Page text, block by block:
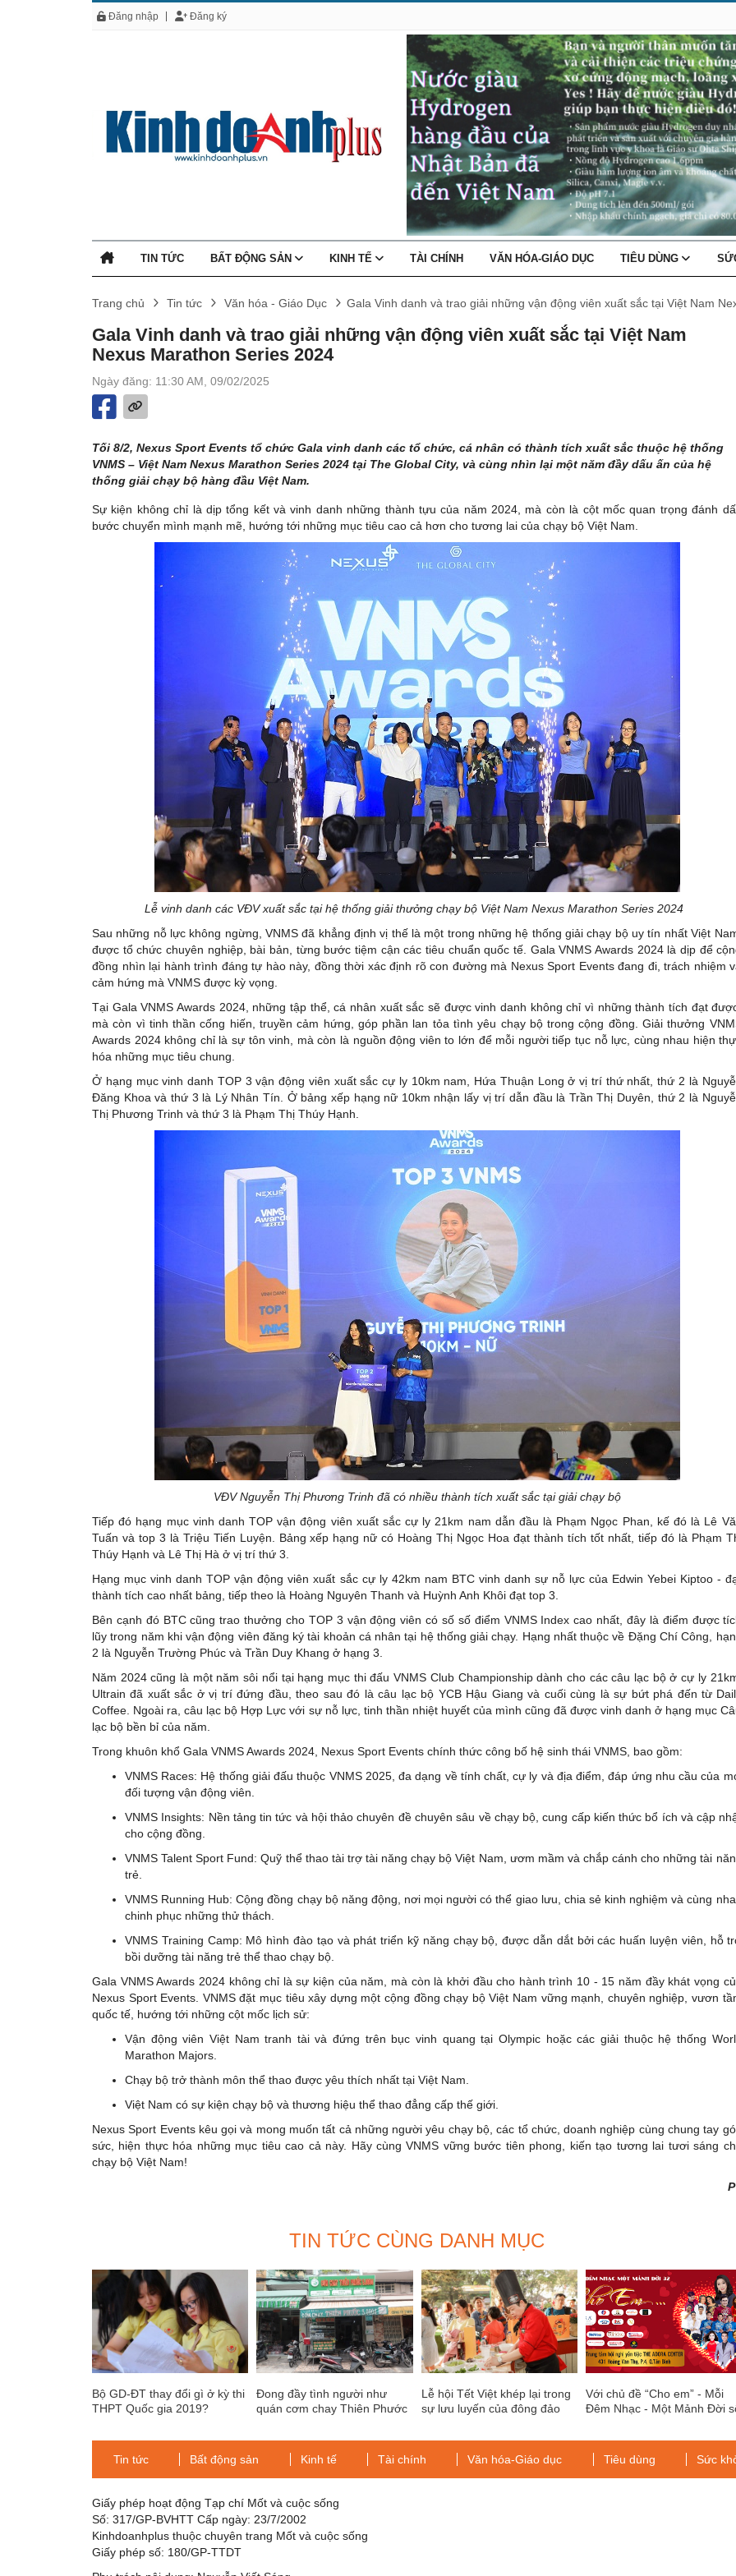
Đăng nhập Đăng ký
TIN TỨC BẤT ĐỘNG SẢN KINH TẾ TÀI CHÍNH VĂN HÓA-GIÁO DỤC TIÊU DÙNG
Trang chủ Tin tức Văn hóa - Giáo Dục Gala Vinh danh và trao giải những vận động viên xuất sắc tại Việt Nam
Gala Vinh danh và trao giải những vận động viên xuất sắc tại Việt Nam
Nexus Marathon Series 2024
Ngày đăng: 11:30 AM, 09/02/2025
Tối 8/2, Nexus Sport Events tổ chức Gala vinh danh các tổ chức, cá nhân có thành tích xuất sắc thuộc hệ thống
VNMS – Việt Nam Nexus Marathon Series 2024 tại The Global City, và cùng nhìn lại một năm đầy dấu ấn của hệ
thống giải chạy bộ hàng đầu Việt Nam.
Sự kiện không chỉ là dịp tổng kết và vinh danh những thành tựu của năm 2024, mà còn là cột mốc quan trọng đánh
bước chuyển mình mạnh mẽ, hướng tới những mục tiêu cao cả hơn cho tương lai của chạy bộ Việt Nam.
Lễ vinh danh các VĐV xuất sắc tại hệ thống giải thưởng chạy bộ Việt Nam Nexus Marathon Series 2024
Sau những nỗ lực không ngừng, VNMS đã khẳng định vị thế là một trong những hệ thống giải chạy bộ uy tín nhất Việt
được tổ chức chuyên nghiệp, bài bản, từng bước tiệm cận các tiêu chuẩn quốc tế. Gala VNMS Awards 2024 là dịp để
đồng nhìn lại hành trình đáng tự hào này, đồng thời xác định rõ con đường mà Nexus Sport Events đang đi, trách nhiệm
cảm hứng mà VNMS được kỳ vọng.
Tại Gala VNMS Awards 2024, những tập thể, cá nhân xuất sắc sẽ được vinh danh không chỉ vì những thành tích đạt
mà còn vì tinh thần cống hiến, truyền cảm hứng, góp phần lan tỏa tình yêu chạy bộ trong cộng đồng. Giải thưởng
Awards 2024 không chỉ là sự tôn vinh, mà còn là nguồn động viên to lớn để mỗi người tiếp tục nỗ lực, cùng nhau hiện
hóa những mục tiêu chung.
Ở hạng mục vinh danh TOP 3 vận động viên xuất sắc cự ly 10km nam, Hứa Thuận Long ở vị trí thứ nhất, thứ 2 là
Đăng Khoa và thứ 3 là Lý Nhân Tín. Ở bảng xếp hạng nữ 10km nhận lấy vị trí dẫn đầu là Trần Thị Duyên, thứ 2 là
Thị Phương Trinh và thứ 3 là Phạm Thị Thúy Hạnh.
VĐV Nguyễn Thị Phương Trinh đã có nhiều thành tích xuất sắc tại giải chạy bộ
Tiếp đó hạng mục vinh danh TOP vận động viên xuất sắc cự ly 21km nam dẫn đầu là Phạm Ngọc Phan, kế đó là Lê
Tuấn và top 3 là Triệu Tiến Luyện. Bảng xếp hạng nữ có Hoàng Thị Ngọc Hoa đạt thành tích tốt nhất, tiếp đó là Phạm
Thúy Hạnh và Lê Thị Hà ở vị trí thứ 3.
Hạng mục vinh danh TOP vận động viên xuất sắc cự ly 42km nam BTC vinh danh sự nỗ lực của Edwin Yebei Kiptoo -
thành tích cao nhất bảng, tiếp theo là Hoàng Nguyên Thanh và Huỳnh Anh Khôi đạt top 3.
Bên cạnh đó BTC cũng trao thưởng cho TOP 3 vận động viên có số số điểm VNMS Index cao nhất, đây là điểm được
lũy trong năm khi vận động viên đăng ký tài khoản cá nhân tại hệ thống giải chạy. Hạng nhất thuộc về Đặng Chí Công,
2 là Nguyễn Trường Phúc và Trần Duy Khang ở hạng 3.
Năm 2024 cũng là một năm sôi nổi tại hạng mục thi đấu VNMS Club Championship dành cho các câu lạc bộ ở cự ly
Ultrain đã xuất sắc ở vị trí đứng đầu, theo sau đó là câu lạc bộ YCB Hậu Giang và cuối cùng là sự bứt phá đến từ
Coffee. Ngoài ra, câu lạc bộ Hợp Lực với sự nỗ lực, tinh thần nhiệt huyết của mình cũng đã được vinh danh ở hạng mục
lạc bộ bền bỉ của năm.
Trong khuôn khổ Gala VNMS Awards 2024, Nexus Sport Events chính thức công bố hệ sinh thái VNMS, bao gồm:
VNMS Races: Hệ thống giải đấu thuộc VNMS 2025, đa dạng về tính chất, cự ly và địa điểm, đáp ứng nhu cầu của
đối tượng vận động viên.
VNMS Insights: Nền tảng tin tức và hội thảo chuyên đề chuyên sâu về chạy bộ, cung cấp kiến thức bổ ích và cập
cho cộng đồng.
VNMS Talent Sport Fund: Quỹ thể thao tài trợ tài năng chạy bộ Việt Nam, ươm mầm và chắp cánh cho những tài
trẻ.
VNMS Running Hub: Cộng đồng chạy bộ năng động, nơi mọi người có thể giao lưu, chia sẻ kinh nghiệm và cùng
chinh phục những thử thách.
VNMS Training Camp: Mô hình đào tạo và phát triển kỹ năng chạy bộ, được dẫn dắt bởi các huấn luyện viên, hỗ
bồi dưỡng tài năng trẻ thể thao chạy bộ.
Gala VNMS Awards 2024 không chỉ là sự kiện của năm, mà còn là khởi đầu cho hành trình 10 - 15 năm đầy khát vọng
Nexus Sport Events. VNMS đặt mục tiêu xây dựng một cộng đồng chạy bộ Việt Nam vững mạnh, chuyên nghiệp, vươn
quốc tế, hướng tới những cột mốc lịch sử:
Vận động viên Việt Nam tranh tài và đứng trên bục vinh quang tại Olympic hoặc các giải thuộc hệ thống
Marathon Majors.
Chạy bộ trở thành môn thể thao được yêu thích nhất tại Việt Nam.
Việt Nam có sự kiện chạy bộ và thương hiệu thể thao đẳng cấp thế giới.
Nexus Sport Events kêu gọi và mong muốn tất cả những người yêu chạy bộ, các tổ chức, doanh nghiệp cùng chung tay
sức, hiện thực hóa những mục tiêu cao cả này. Hãy cùng VNMS vững bước tiên phong, kiến tạo tương lai tươi sáng
chạy bộ Việt Nam!
TIN TỨC CÙNG DANH MỤC
Bộ GD-ĐT thay đổi gì ở kỳ thi
THPT Quốc gia 2019?
Đong đầy tình người như
quán cơm chay Thiên Phước
Lễ hội Tết Việt khép lại trong
sự lưu luyến của đông đảo
Với chủ đề “Cho em” - Mỗi
Đêm Nhạc - Một Mảnh Đời
cảm xúc cho quý khán giả
đầu năm 2019
Tin tức Bất động sản Kinh tế Tài chính Văn hóa-Giáo dục Tiêu dùng Sức
Giấy phép hoạt động Tạp chí Mốt và cuộc sống
Số: 317/GP-BVHTT Cấp ngày: 23/7/2002
Kinhdoanhplus thuộc chuyên trang Mốt và cuộc sống
Giấy phép số: 180/GP-TTDT